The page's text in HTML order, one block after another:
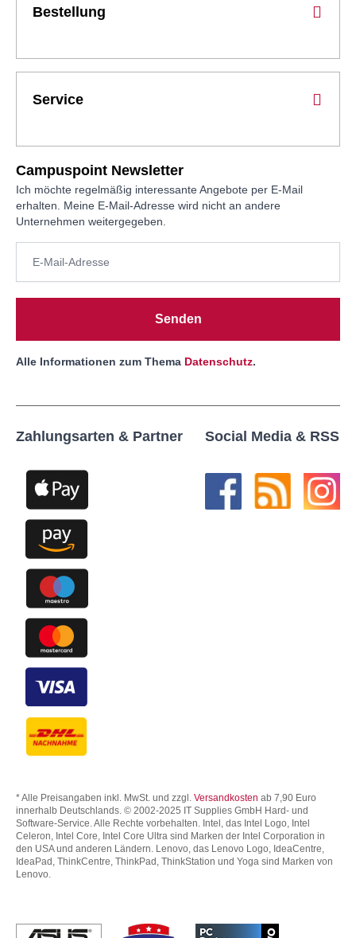
Bestellung
Service
Campuspoint Newsletter
Ich möchte regelmäßig interessante Angebote per E-Mail
erhalten. Meine E-Mail-Adresse wird nicht an andere
Unternehmen weitergegeben.
Senden
Alle Informationen zum Thema Datenschutz.
Zahlungsarten & Partner Social Media & RSS
* Alle Preisangaben inkl. MwSt. und zzgl. Versandkosten ab 7,90 Euro
innerhalb Deutschlands. © 2002-2025 IT Supplies GmbH Hard- und
Software-Service. Alle Rechte vorbehalten. Intel, das Intel Logo, Intel
Celeron, Intel Core, Intel Core Ultra sind Marken der Intel Corporation in
den USA und anderen Ländern. Lenovo, das Lenovo Logo, IdeaCentre,
IdeaPad, ThinkCentre, ThinkPad, ThinkStation und Yoga sind Marken von
Lenovo.